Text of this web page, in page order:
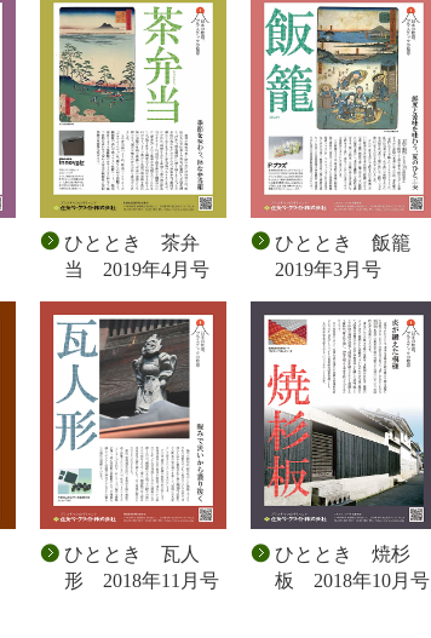
ひととき 茶弁
当 2019年4月号
ひととき 飯籠
2019年3月号
ひととき 瓦人
形 2018年11月号
ひととき 焼杉
板 2018年10月号